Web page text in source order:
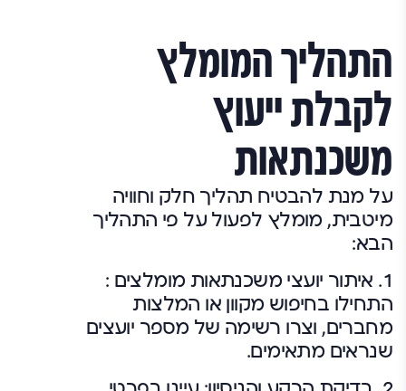
התהליך המומלץ
לקבלת ייעוץ
משכנתאות
על מנת להבטיח תהליך חלק וחוויה
מיטבית, מומלץ לפעול על פי התהליך
הבא:
1. איתור יועצי משכנתאות מומלצים :
התחילו בחיפוש מקוון או המלצות
מחברים, וצרו רשימה של מספר יועצים
שנראים מתאימים.